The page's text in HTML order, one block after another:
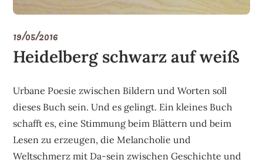
19/05/2016
Heidelberg schwarz auf weiß
Urbane Poesie zwischen Bildern und Worten soll
dieses Buch sein. Und es gelingt. Ein kleines Buch
schafft es, eine Stimmung beim Blättern und beim
Lesen zu erzeugen, die Melancholie und
Weltschmerz mit Da-sein zwischen Geschichte und